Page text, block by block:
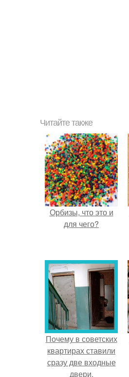
Читайте также
Орбизы, что это и
для чего?
Почему в советских
квартирах ставили
сразу две входные
двери.